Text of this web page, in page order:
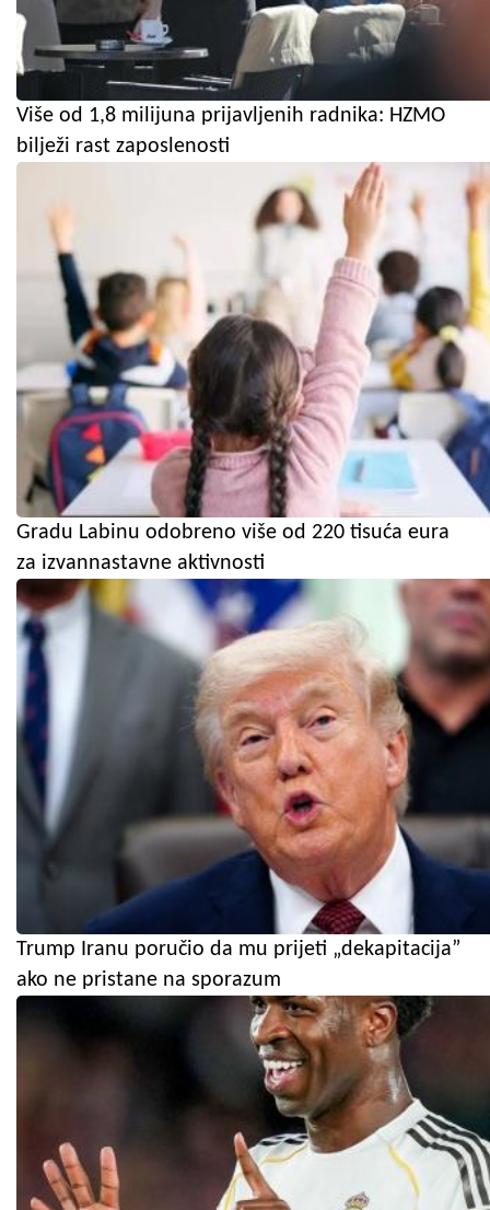
Više od 1,8 milijuna prijavljenih radnika: HZMO
bilježi rast zaposlenosti
Gradu Labinu odobreno više od 220 tisuća eura
za izvannastavne aktivnosti
Trump Iranu poručio da mu prijeti „dekapitacija”
ako ne pristane na sporazum